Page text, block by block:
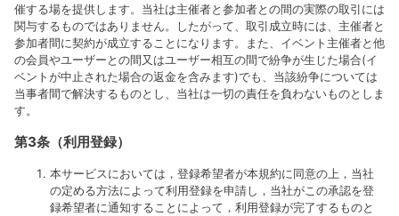
催する場を提供します。当社は主催者と参加者との間の実際の取引には
関与するものではありません。したがって、取引成立時には、主催者と
参加者間に契約が成立することになります。また、イベント主催者と他
の会員やユーザーとの間又はユーザー相互の間で紛争が生じた場合(イ
ベントが中止された場合の返金を含みます)でも、当該紛争については
当事者間で解決するものとし、当社は一切の責任を負わないものとしま
す。
第3条（利用登録）
本サービスにおいては，登録希望者が本規約に同意の上，当社
の定める方法によって利用登録を申請し，当社がこの承認を登
録希望者に通知することによって，利用登録が完了するものと